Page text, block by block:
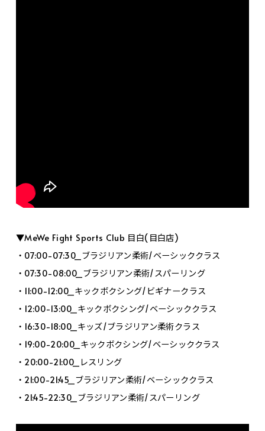
▼MeWe Fight Sports Club 目白(目白店)
・07:00-07:30_ブラジリアン柔術/ベーシッククラス
・07:30-08:00_ブラジリアン柔術/スパーリング
・11:00-12:00_キックボクシング/ビギナークラス
・12:00-13:00_キックボクシング/ベーシッククラス
・16:30-18:00_キッズ/ブラジリアン柔術クラス
・19:00-20:00_キックボクシング/ベーシッククラス
・20:00-21:00_レスリング
・21:00-21:45_ブラジリアン柔術/ベーシッククラス
・21:45-22:30_ブラジリアン柔術/スパーリング